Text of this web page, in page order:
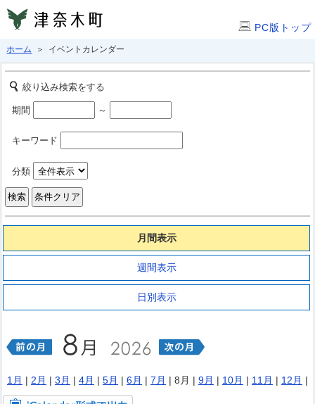
PC版トップ
ホーム ＞ イベントカレンダー
絞り込み検索をする
期間 ～
キーワード
分類
月間表示
週間表示
日別表示
1月 | 2月 | 3月 | 4月 | 5月 | 6月 | 7月 | 8月 | 9月 | 10月 | 11月 | 12月 |